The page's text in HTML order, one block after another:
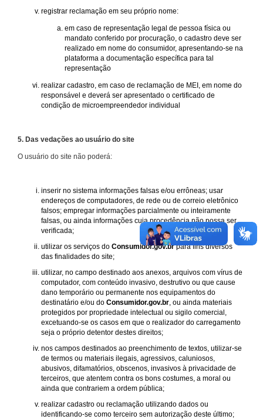
registrar reclamação em seu próprio nome:
em caso de representação legal de pessoa física ou
mandato conferido por procuração, o cadastro deve ser
realizado em nome do consumidor, apresentando-se na
plataforma a documentação específica para tal
representação
realizar cadastro, em caso de reclamação de MEI, em nome do
responsável e deverá ser apresentado o certificado de
condição de microempreendedor individual
5. Das vedações ao usuário do site
O usuário do site não poderá:
inserir no sistema informações falsas e/ou errôneas; usar
endereços de computadores, de rede ou de correio eletrônico
falsos; empregar informações parcialmente ou inteiramente
falsas, ou ainda informações cuja procedência não possa ser
verificada;
utilizar os serviços do Consumidor.gov.brpara fins diversos
das finalidades do site;
utilizar, no campo destinado aos anexos, arquivos com vírus de
computador, com conteúdo invasivo, destrutivo ou que cause
dano temporário ou permanente nos equipamentos do
destinatário e/ou do Consumidor.gov.br , ou ainda materiais
protegidos por propriedade intelectual ou sigilo comercial,
excetuando-se os casos em que o realizador do carregamento
seja o próprio detentor destes direitos;
nos campos destinados ao preenchimento de textos, utilizar-se
de termos ou materiais ilegais, agressivos, caluniosos,
abusivos, difamatórios, obscenos, invasivos à privacidade de
terceiros, que atentem contra os bons costumes, a moral ou
ainda que contrariem a ordem pública;
realizar cadastro ou reclamação utilizando dados ou
identificando-se como terceiro sem autorização deste último;